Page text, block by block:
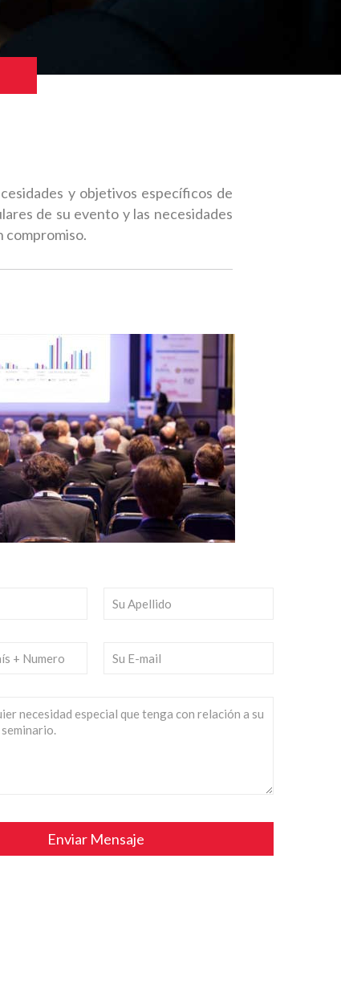
y objetivos específicos de
de su evento y las necesidades
compromiso.